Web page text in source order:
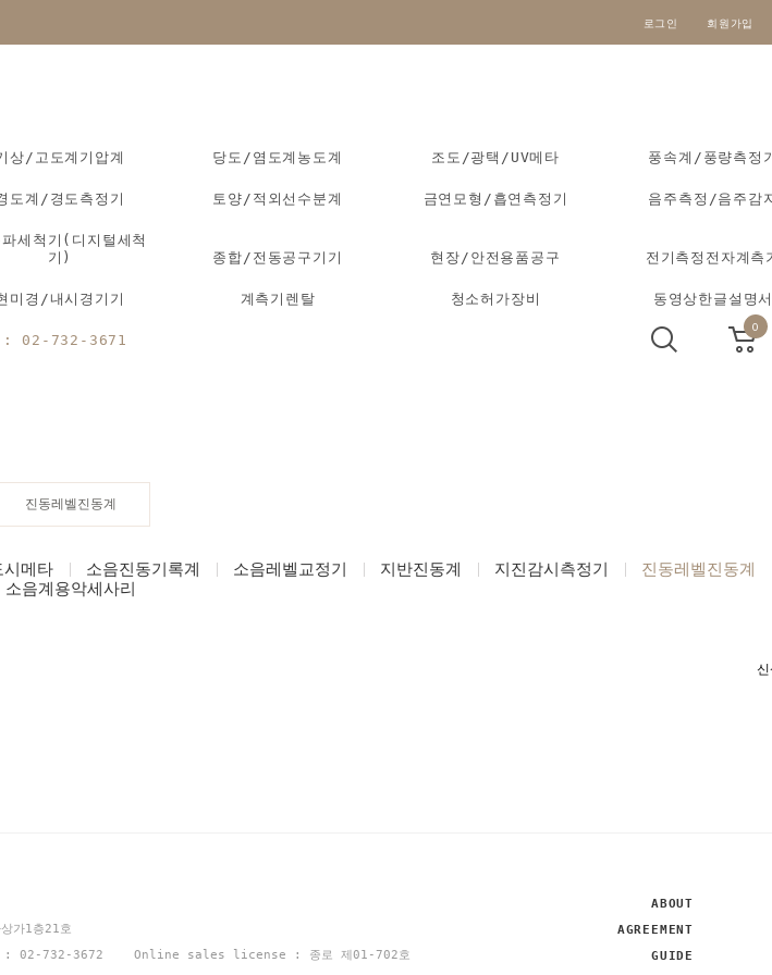
로그인 회원가입
상/고도계기압계 당도/염도계농도계 조도/광택/UV메타 풍속계/풍량측정
도계/경도측정기 토양/적외선수분계 금연모형/흡연측정기 음주측정/음주감
파세척기(디지털세척
기)
종합/전동공구기기 현장/안전용품공구 전기측정전자계측
미경/내시경기기 계측기렌탈 청소허가장비 동영상한글설명
: 02-732-3671
0
진동레벨진동계
메타 소음진동기록계 소음레벨교정기 지반진동계 지진감시측정기
진동레벨진동계
소음계용악세사리
가1층21호
732-3672 Online sales license : 종로 제01-702호
ABOUT
AGREEMENT
GUIDE